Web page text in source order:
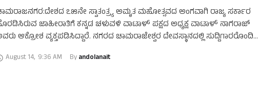
೭೫ನೇ ಸ್ವಾತಂತ್ರ್ಯ ಅಮೃತ ಮಹೋತ್ಸವದ ಅಂಗವಾಗಿ ರಾಜ್ಯ ಸರ್ಕಾರ
ಜಾಹೀರಾತಿಗೆ ಕನ್ನಡ ಚಳುವಳಿ ವಾಟಾಳ್ ಪಕ್ಷದ ಅಧ್ಯಕ್ಷ ವಾಟಾಳ್ ನಾಗರಾಜ್
ಆಕ್ರೋಶ ವ್ಯಕ್ತಪಡಿಸಿದ್ದಾರೆ. ನಗರದ ಚಾಮರಾಜೇಶ್ವರ ದೇವಸ್ಥಾನದಲ್ಲಿ ಸುದ್ದಿಗಾರರೊಂದಿಗೆ
August 14, 9:36 AM By andolanait